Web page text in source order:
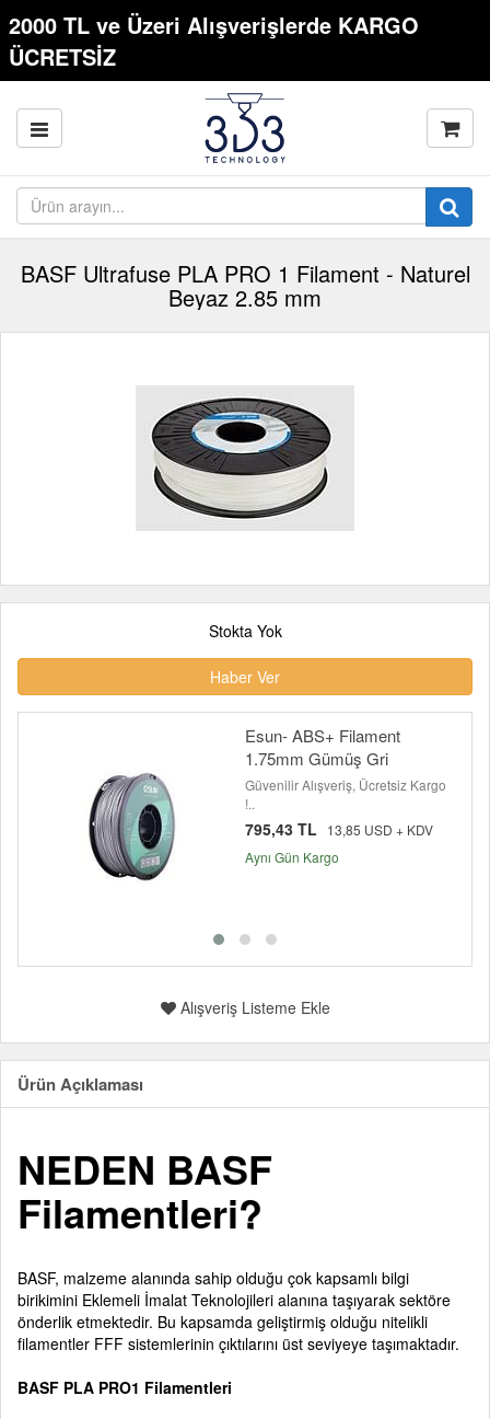
2000 TL ve Üzeri Alışverişlerde KARGO
ÜCRETSİZ
BASF Ultrafuse PLA PRO 1 Filament - Naturel
Beyaz 2.85 mm
Stokta Yok
Haber Ver
Esun- ABS+ Filament
1.75mm Gümüş Gri
Güvenilir Alışveriş, Ücretsiz Kargo
!..
795,43 TL
13,85 USD + KDV
Aynı Gün Kargo
Alışveriş Listeme Ekle
Ürün Açıklaması
NEDEN BASF
Filamentleri?
BASF, malzeme alanında sahip olduğu çok kapsamlı bilgi
birikimini Eklemeli İmalat Teknolojileri alanına taşıyarak sektöre
önderlik etmektedir. Bu kapsamda geliştirmiş olduğu nitelikli
filamentler FFF sistemlerinin çıktılarını üst seviyeye taşımaktadır.
BASF PLA PRO1 Filamentleri